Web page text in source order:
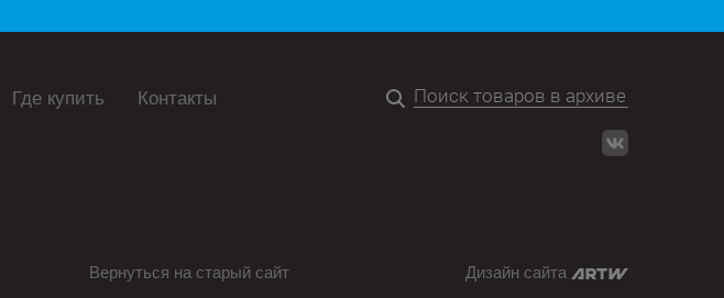
Где купить Контакты
Вернуться на старый сайт Дизайн сайта